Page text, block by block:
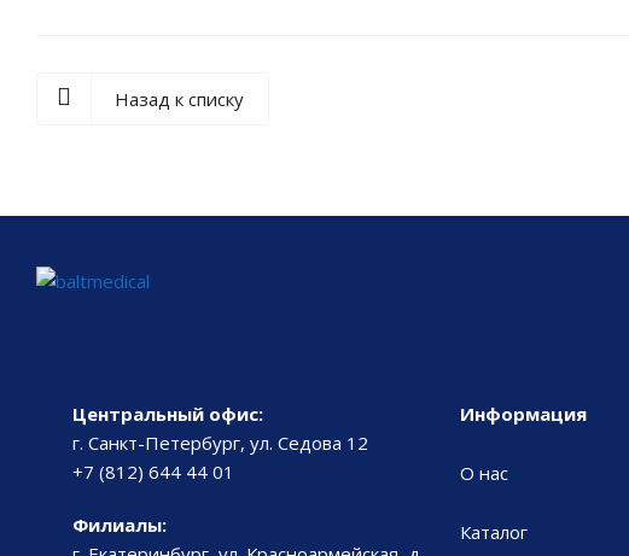
Назад к списку
Центральный офис:
г. Санкт-Петербург, ул. Седова 12
+7 (812) 644 44 01
Филиалы:
Информация
О нас
Каталог